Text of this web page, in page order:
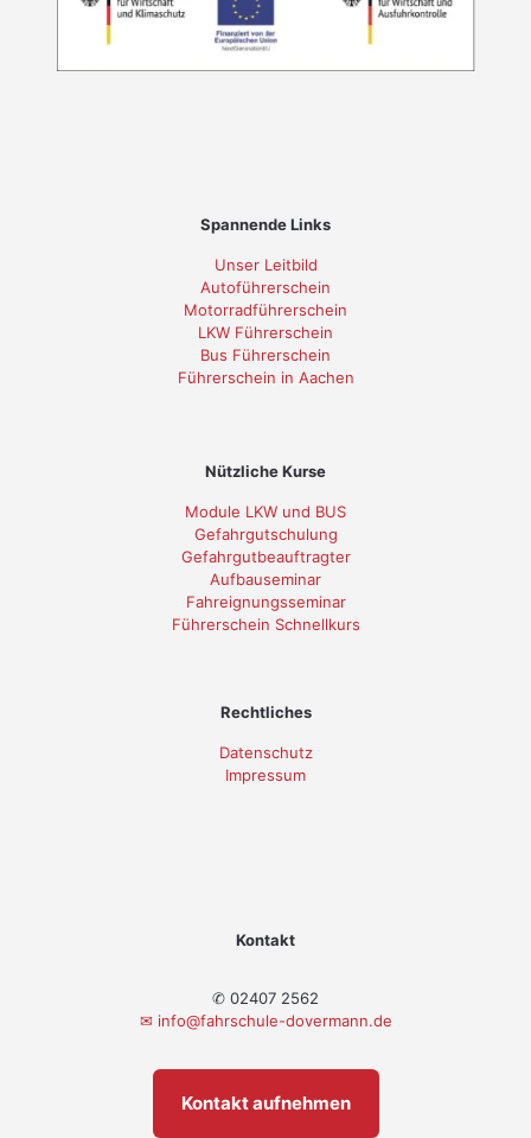
Spannende Links
Unser Leitbild
Autoführerschein
Motorradführerschein
LKW Führerschein
Bus Führerschein
Führerschein in Aachen
Nützliche Kurse
Module LKW und BUS
Gefahrgutschulung
Gefahrgutbeauftragter
Aufbauseminar
Fahreignungsseminar
Führerschein Schnellkurs
Rechtliches
Datenschutz
Impressum
Kontakt
✆ 02407 2562
✉ info@fahrschule-dovermann.de
Kontakt aufnehmen